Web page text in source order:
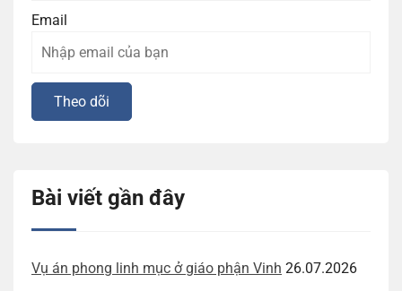
Email
Bài viết gần đây
Vụ án phong linh mục ở giáo phận Vinh 26.07.2026